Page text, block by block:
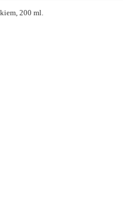
200 ml.